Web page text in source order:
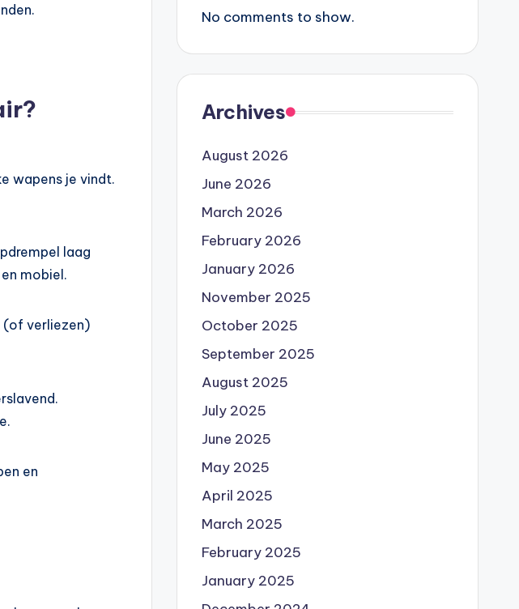
wapens je vindt.
laag
mobiel.
(of verliezen)
en
No comments to show.
Archives
August 2026
June 2026
March 2026
February 2026
January 2026
November 2025
October 2025
September 2025
August 2025
July 2025
June 2025
May 2025
April 2025
March 2025
February 2025
January 2025